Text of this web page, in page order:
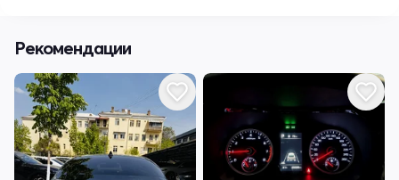
Рекомендации